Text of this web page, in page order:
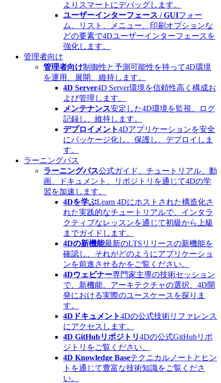
よりスマートにデバッグします。
ユーザーインターフェース / GUIフォー
ム、リスト、メニュー、印刷オプションな
どの要素で4Dユーザーインターフェースを
強化します。
管理者向け
管理者向け制御性と予測可能性を持って4D環境
を運用、展開、維持します。
4D Server4D Server環境を信頼性高く構成お
よび管理します。
メンテナンス安定した4D環境を監視、ログ
記録し、維持します。
デプロイメント4Dアプリケーションを安全
にパッケージ化し、保護し、デプロイしま
す。
ラーニングパス
ラーニングパス公式ガイド、チュートリアル、動
画、ドキュメント、リポジトリを通じて4Dの学
習を加速します。
4Dを学ぶLearn 4Dにホストされた構造化さ
れた実践的なチュートリアルで、インタラ
クティブなレッスンを通じて初級から上級
までガイドします。
4Dの新機能最新のLTSリリースの新機能を
確認し、それがどのようにアプリケーショ
ンを前進させるかをご覧ください。
4Dウェビナー専門家主導の技術セッション
で、新機能、アーキテクチャの選択、4D開
発における実際のユースケースを探りま
す。
4Dドキュメント4Dの公式技術リファレンス
にアクセスします。
4D GitHubリポジトリ4Dの公式GitHubリポ
ジトリをご覧ください。
4D Knowledge Baseテクニカルノートとヒン
トを通じて豊富な技術知識をご覧くださ
い。